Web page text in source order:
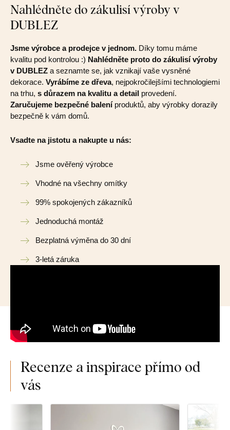
Nahlédněte do zákulisí výroby v
DUBLEZ
Jsme výrobce a prodejce v jednom. Díky tomu máme
kvalitu pod kontrolou :) Nahlédněte proto do zákulisí výroby
v DUBLEZ a seznamte se, jak vznikají vaše vysněné
dekorace. Vyrábíme ze dřeva, nejpokročilejšími technologiemi
na trhu, s důrazem na kvalitu a detail provedení.
Zaručujeme bezpečné baleníproduktů, aby výrobky dorazily
bezpečně k vám domů.
Vsadte na jistotu a nakupte u nás:
Jsme ověřený výrobce
Vhodné na všechny omítky
99% spokojených zákazníků
Jednoduchá montáž
Bezplatná výměna do 30 dní
3-letá záruka
Recenze a inspirace přímo od
vás